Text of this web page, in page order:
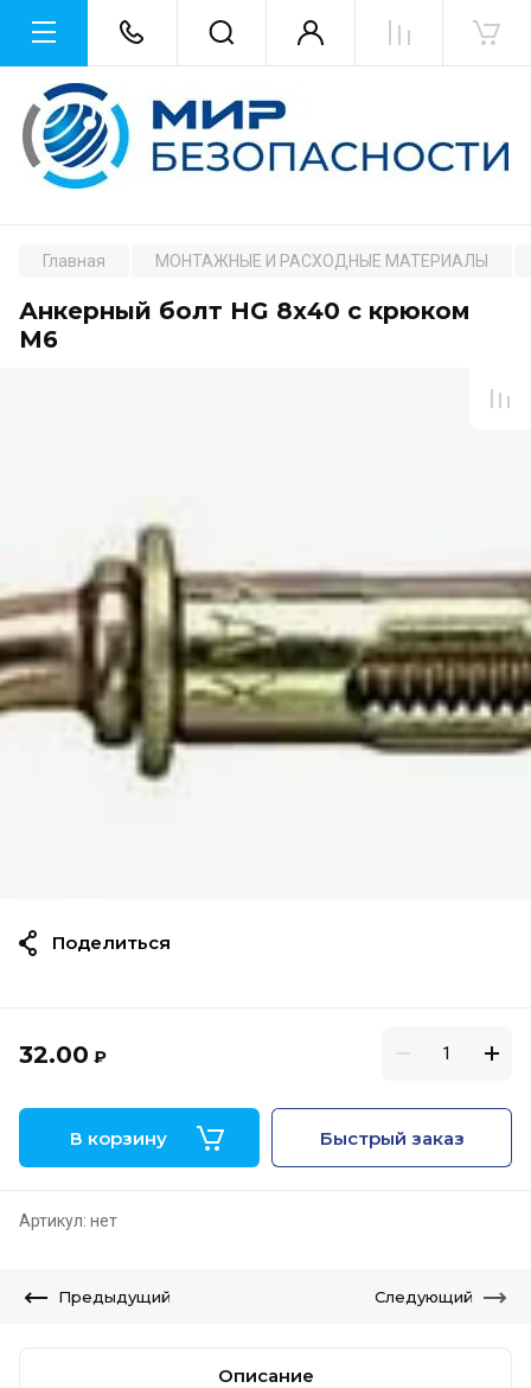
Главная МОНТАЖНЫЕ И РАСХОДНЫЕ МАТЕРИАЛЫ
Анкерный болт HG 8х40 с крюком
М6
32.00 ₽
В корзину Быстрый заказ
Артикул: нет
Поделиться
Предыдущий Следующий
Описание